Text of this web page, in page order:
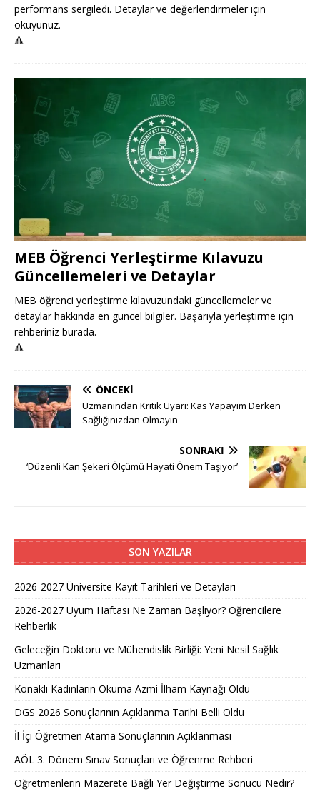
performans sergiledi. Detaylar ve değerlendirmeler için
okuyunuz.
🔺
MEB Öğrenci Yerleştirme Kılavuzu
Güncellemeleri ve Detaylar
MEB öğrenci yerleştirme kılavuzundaki güncellemeler ve
detaylar hakkında en güncel bilgiler. Başarıyla yerleştirme için
rehberiniz burada.
🔺
ÖNCEKI
Uzmanından Kritik Uyarı: Kas Yapayım Derken
Sağlığınızdan Olmayın
SONRAKI
‘Düzenli Kan Şekeri Ölçümü Hayati Önem Taşıyor’
SON YAZILAR
2026-2027 Üniversite Kayıt Tarihleri ve Detayları
2026-2027 Uyum Haftası Ne Zaman Başlıyor? Öğrencilere
Rehberlik
Geleceğin Doktoru ve Mühendislik Birliği: Yeni Nesil Sağlık
Uzmanları
Konaklı Kadınların Okuma Azmi İlham Kaynağı Oldu
DGS 2026 Sonuçlarının Açıklanma Tarihi Belli Oldu
İl İçi Öğretmen Atama Sonuçlarının Açıklanması
AÖL 3. Dönem Sınav Sonuçları ve Öğrenme Rehberi
Öğretmenlerin Mazerete Bağlı Yer Değiştirme Sonucu Nedir?